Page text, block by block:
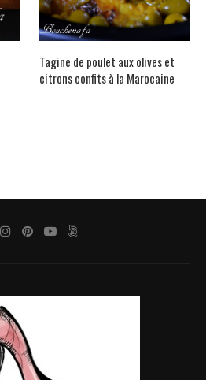
Tagine de poulet aux olives et
citrons confits à la Marocaine